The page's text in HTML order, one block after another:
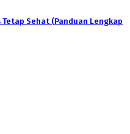
Sehat (Panduan Lengkap